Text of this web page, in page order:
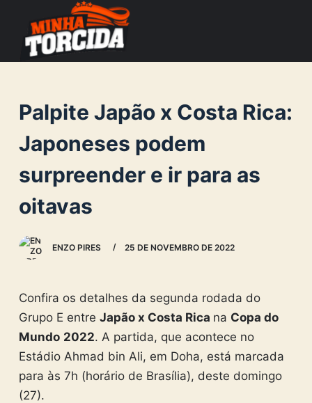
o
n
e
Palpite Japão x Costa Rica:
Japoneses podem
surpreender e ir para as
oitavas
ENZO PIRES 25 DE NOVEMBRO DE 2022
Confira os detalhes da segunda rodada do
Grupo E entre Japão x Costa Rica na Copa do
Mundo 2022. A partida, que acontece no
Estádio Ahmad bin Ali, em Doha, está marcada
para às 7h (horário de Brasília), deste domingo
(27).